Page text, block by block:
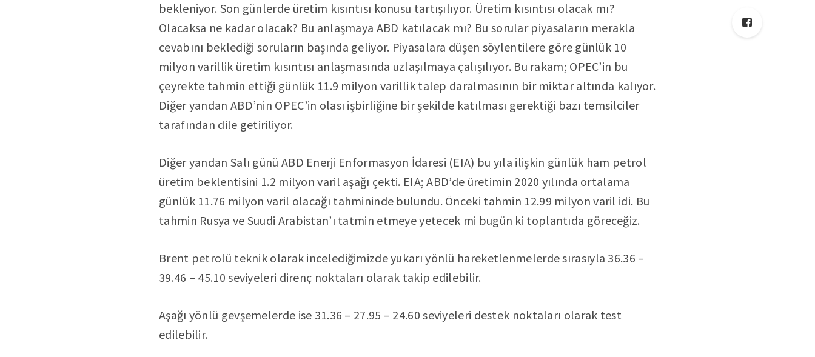
bekleniyor. Son günlerde üretim kısıntısı konusu tartışılıyor. Üretim kısıntısı olacak mı?
Olacaksa ne kadar olacak? Bu anlaşmaya ABD katılacak mı? Bu sorular piyasaların merakla
cevabını beklediği soruların başında geliyor. Piyasalara düşen söylentilere göre günlük 10
milyon varillik üretim kısıntısı anlaşmasında uzlaşılmaya çalışılıyor. Bu rakam; OPEC’in bu
çeyrekte tahmin ettiği günlük 11.9 milyon varillik talep daralmasının bir miktar altında kalıyor.
Diğer yandan ABD’nin OPEC’in olası işbirliğine bir şekilde katılması gerektiği bazı temsilciler
tarafından dile getiriliyor.
Diğer yandan Salı günü ABD Enerji Enformasyon İdaresi (EIA) bu yıla ilişkin günlük ham petrol
üretim beklentisini 1.2 milyon varil aşağı çekti. EIA; ABD’de üretimin 2020 yılında ortalama
günlük 11.76 milyon varil olacağı tahmininde bulundu. Önceki tahmin 12.99 milyon varil idi. Bu
tahmin Rusya ve Suudi Arabistan’ı tatmin etmeye yetecek mi bugün ki toplantıda göreceğiz.
Brent petrolü teknik olarak incelediğimizde yukarı yönlü hareketlenmelerde sırasıyla 36.36 –
39.46 – 45.10 seviyeleri direnç noktaları olarak takip edilebilir.
Aşağı yönlü gevşemelerde ise 31.36 – 27.95 – 24.60 seviyeleri destek noktaları olarak test
edilebilir.